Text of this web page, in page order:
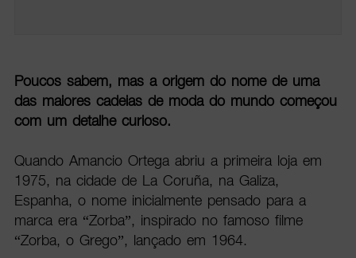
Poucos sabem, mas a origem do nome de uma
das maiores cadeias de moda do mundo começou
com um detalhe curioso.
Quando Amancio Ortega abriu a primeira loja em
1975, na cidade de La Coruña, na Galiza,
Espanha, o nome inicialmente pensado para a
marca era “Zorba”, inspirado no famoso filme
“Zorba, o Grego”, lançado em 1964.